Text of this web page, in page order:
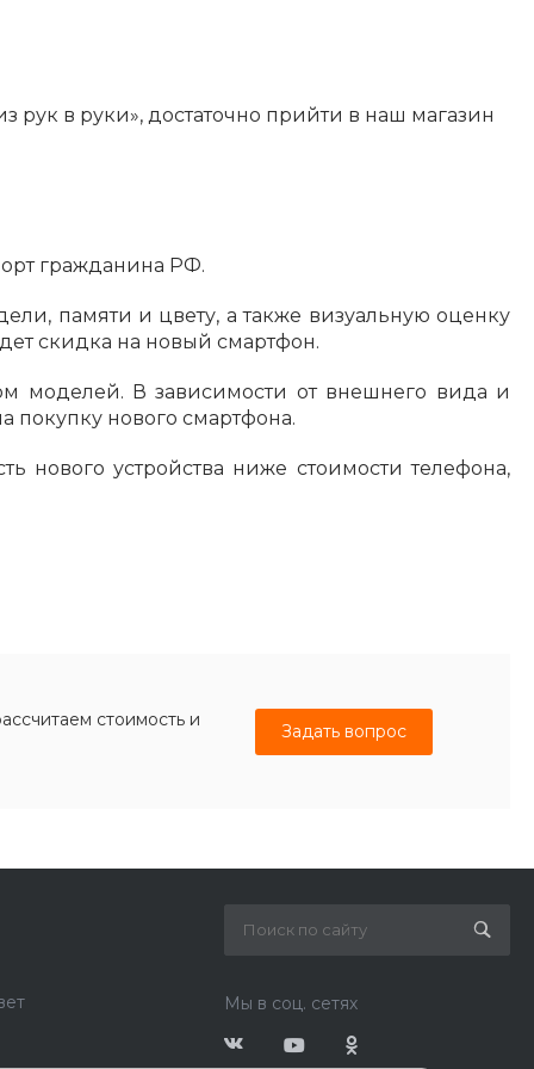
рук в руки», достаточно прийти в наш магазин
гражданина РФ.
памяти и цвету, а также визуальную оценку
скидка на новый смартфон.
моделей. В зависимости от внешнего вида и
покупку нового смартфона.
нового устройства ниже стоимости телефона,
стоимость и
Задать вопрос
Мы в соц. сетях